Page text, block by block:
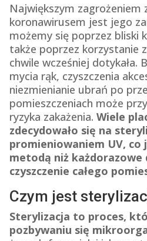
Największym zagrożeniem
koronawirusem jest jego
możemy się poprzez bliski
także poprzez korzystanie
chwile wcześniej dotykała.
mycia rąk, czyszczenia
niezmienianie ubrań po
pomieszczeniach może
ryzyka zakażenia. Wiele
zdecydowało się na
promieniowaniem UV, co
metodą niż każdorazowe
czyszczenie całego
Czym jest
Sterylizacja to proces,
pozbywaniu się